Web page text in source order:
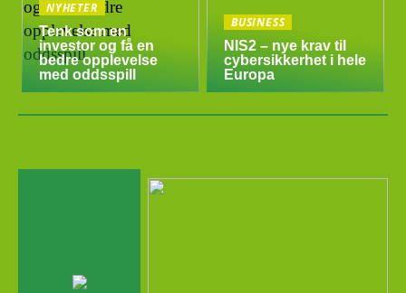
NYHETER
Tenk som en
investor og få en
bedre opplevelse
med oddsspill
BUSINESS
NIS2 – nye krav til
cybersikkerhet i hele
Europa